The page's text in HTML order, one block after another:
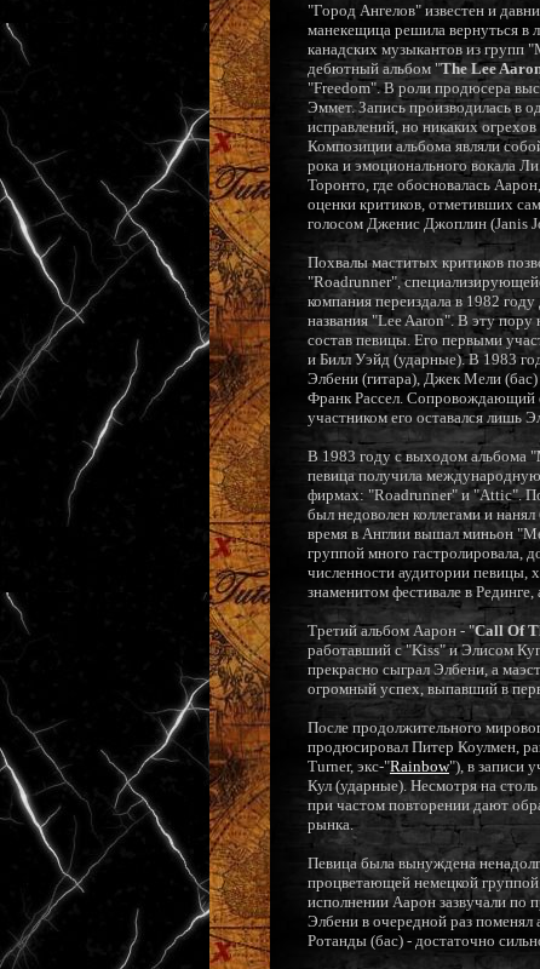
"Город Ангелов" известен и
манекещица решила вернуться
канадских музыкантов из групп
дебютный альбом "The Lee
"Freedom". В роли продюсера
Эммет. Запись производилась в
исправлений, но никаких
Композиции альбома являли
рока и эмоционального вокала
Торонто, где обосновалась
оценки критиков, отметивших
голосом Дженис Джоплин (Janis
Похвалы маститых критиков
"Roadrunner",
компания переиздала в 1982
названия "Lee Aaron". В эту
состав певицы. Его первыми
и Билл Уэйд (ударные). В 1983
Элбени (гитара), Джек Мели (бас)
Франк Рассел. Сопровождающий
участником его оставался лишь
В 1983 году с выходом альбома "
певица получила
фирмах: "Roadrunner" и "Attic".
был недоволен коллегами и
время в Англии вышал миньон
группой много гастролировала,
численности аудитории певицы,
знаменитом фестивале в
Третий альбом Аарон - "Call Of
работавший с "Kiss" и Элисом
прекрасно сыграл Элбени, а
огромный успех, выпавший в
После продолжительного
продюсировал Питер Коулмен,
Turner, экс-"Rainbow"), в записи
Кул (ударные). Несмотря на
при частом повторении дают
рынка.
Певица была вынуждена
процветающей немецкой группой
исполнении Аарон зазвучали по
Элбени в очередной раз
Ротанды (бас) - достаточно